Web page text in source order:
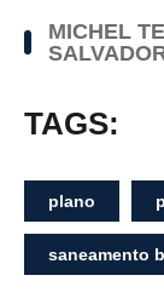
MICHEL
TAGS:
plano
saneamento